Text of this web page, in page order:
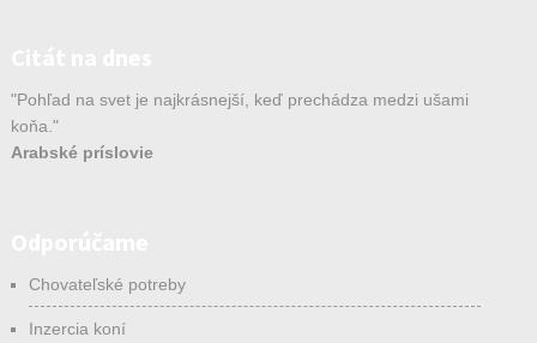
"Pohľad na svet je najkrásnejší, keď prechádza medzi ušami
koňa."
Arabské príslovie
Chovateľské potreby
Inzercia koní